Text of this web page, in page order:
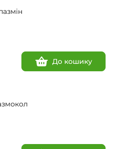
До кошику